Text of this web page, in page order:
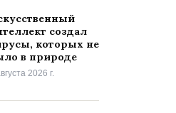
создал
которых не
в природе
2026 г.